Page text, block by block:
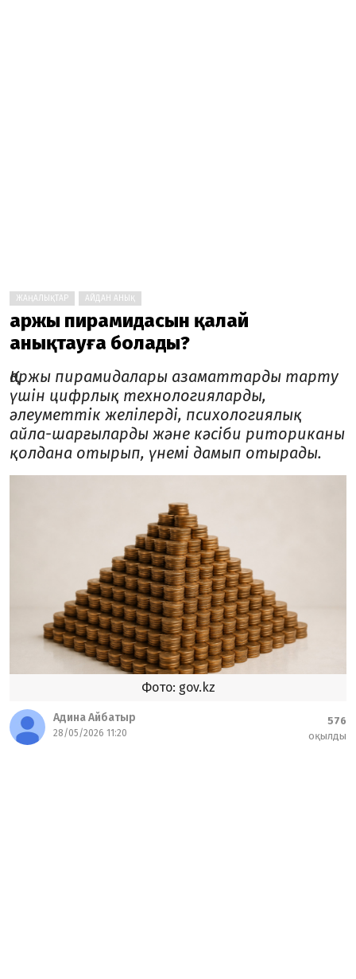
ЖАҢАЛЫҚТАР АЙДАН АНЫҚ
Қаржы пирамидасын қалай
анықтауға болады?
Қаржы пирамидалары азаматтарды тарту
үшін цифрлық технологияларды,
әлеуметтік желілерді, психологиялық
айла-шарғыларды және кәсіби риториканы
қолдана отырып, үнемі дамып отырады.
Фото: gov.kz
Адина Айбатыр
28/05/2026 11:20
576
оқылды